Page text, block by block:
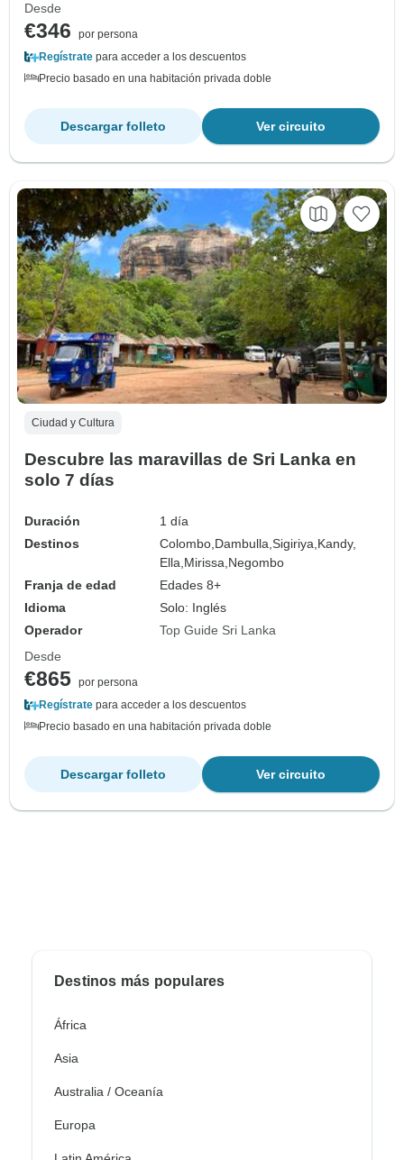
Desde
€346
por persona
Regístrate para acceder a los descuentos
Precio basado en una habitación privada doble
Ver circuito
Descargar folleto
Ciudad y Cultura
Descubre las maravillas de Sri Lanka en
solo 7 días
Duración
1 día
Destinos
Colombo,Dambulla,Sigiriya,Kandy,
Ella,Mirissa,Negombo
Franja de edad
Edades 8+
Idioma
Solo: Inglés
Operador
Top Guide Sri Lanka
Desde
€865 por persona
Regístrate para acceder a los descuentos
Precio basado en una habitación privada doble
Ver circuito
Descargar folleto
Destinos más populares
África
Asia
Australia / Oceanía
Europa